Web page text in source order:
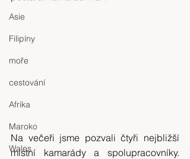
Asie
Filipíny
moře
cestování
Afrika
Maroko
Wales
Na večeři jsme pozvali čtyři nejbližší
místní kamarády a spolupracovníky.